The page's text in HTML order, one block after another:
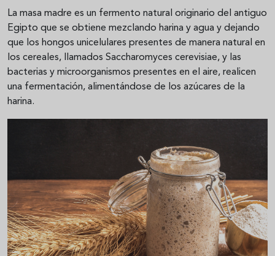
La masa madre es un fermento natural originario del antiguo
Egipto que se obtiene mezclando harina y agua y dejando
que los hongos unicelulares presentes de manera natural en
los cereales, llamados Saccharomyces cerevisiae, y las
bacterias y microorganismos presentes en el aire, realicen
una fermentación, alimentándose de los azúcares de la
harina.